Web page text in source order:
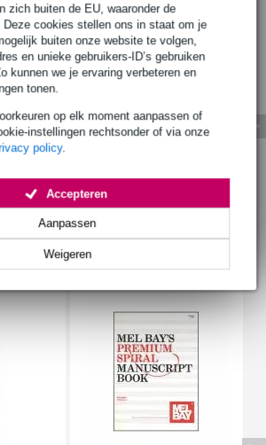
zich buiten de EU, waaronder de
Deze cookies stellen ons in staat om je
buiten onze website te volgen,
en unieke gebruikers-ID’s gebruiken
kunnen we je ervaring verbeteren en
tonen.
op elk moment aanpassen of
instellingen rechtsonder of via onze
policy.
Weigeren
Aanpassen
Accepteren